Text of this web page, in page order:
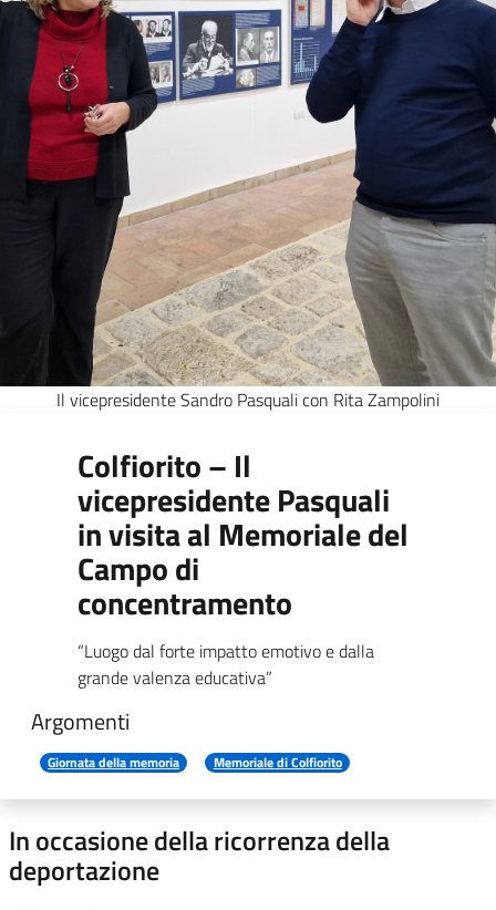
Il vicepresidente Sandro Pasquali con Rita Zampolini
Colfiorito – Il
vicepresidente Pasquali
in visita al Memoriale del
Campo di
concentramento
“Luogo dal forte impatto emotivo e dalla
grande valenza educativa”
Argomenti
Giornata della memoria Memoriale di Colfiorito
In occasione della ricorrenza della
deportazione